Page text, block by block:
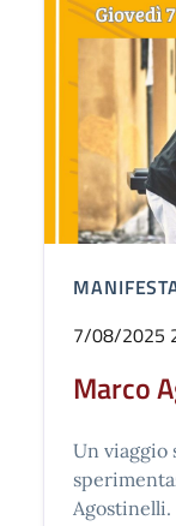
7/08/2025
Marco
Un viaggio
Agostinelli.